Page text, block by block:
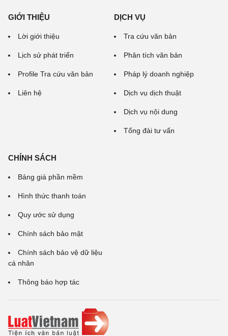
GIỚI THIỆU
Lời giới thiệu
Lịch sử phát triển
Profile Tra cứu văn bản
Liên hệ
DỊCH VỤ
Tra cứu văn bản
Phân tích văn bản
Pháp lý doanh nghiệp
Dịch vụ dịch thuật
Dịch vụ nội dung
Tổng đài tư vấn
CHÍNH SÁCH
Bảng giá phần mềm
Hình thức thanh toán
Quy ước sử dụng
Chính sách bảo mật
Chính sách bảo vệ dữ liệu
cá nhân
Thông báo hợp tác